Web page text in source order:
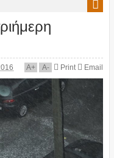
A+ A- Print Email